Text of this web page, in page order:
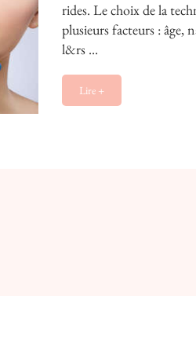
rides. Le choix de la
plusieurs facteurs : âge,
l&rs ...
Lire +